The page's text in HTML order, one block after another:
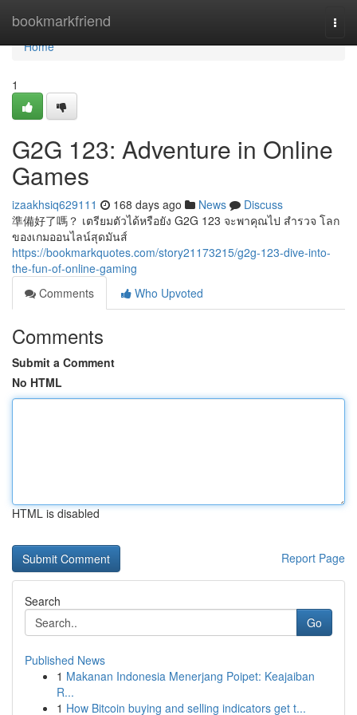
bookmarkfriend
Home
Home
1
G2G 123: Adventure in Online
Games
izaakhsiq629111 168 days ago News
Discuss
準備好了嗎？ เตรียมตัวได้หรือยัง G2G 123 จะพาคุณไป สำรวจ โลก
ของเกมออนไลน์สุดมันส์
https://bookmarkquotes.com/story21173215/g2g-123-dive-into-
the-fun-of-online-gaming
Comments
Who Upvoted
Comments
Submit a Comment
No HTML
HTML is disabled
Report Page
Search
Go
Published News
1 Makanan Indonesia Menerjang Poipet: Keajaiban
R...
1 How Bitcoin buying and selling indicators get t...